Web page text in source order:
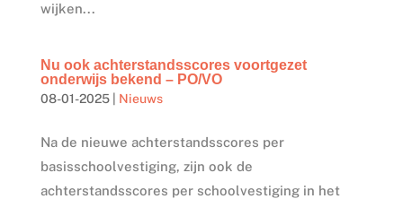
wijken...
Nu ook achterstandsscores voortgezet
onderwijs bekend – PO/VO
08-01-2025| Nieuws
Na de nieuwe achterstandsscores per
basisschoolvestiging, zijn ook de
achterstandsscores per schoolvestiging in het